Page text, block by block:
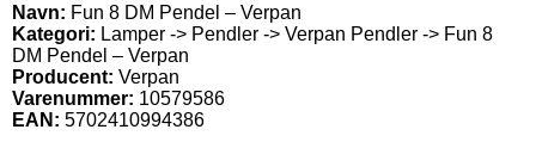
Navn: Fun 8 DM Pendel – Verpan
Kategori: Lamper -> Pendler -> Verpan Pendler -> Fun 8
DM Pendel – Verpan
Producent: Verpan
Varenummer: 10579586
EAN: 5702410994386